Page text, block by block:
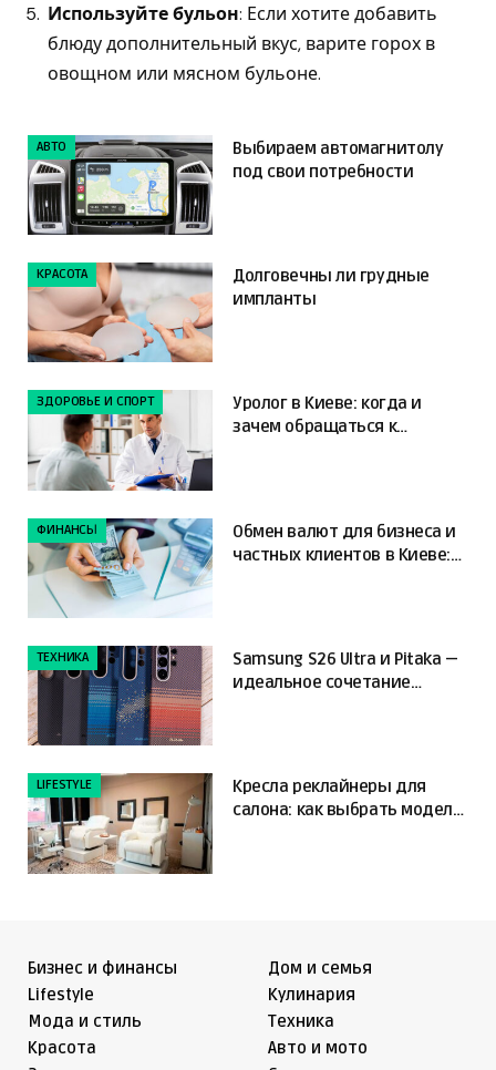
Используйте бульон: Если хотите добавить
блюду дополнительный вкус, варите горох в
овощном или мясном бульоне.
АВТО
Выбираем автомагнитолу
под свои потребности
КРАСОТА
Долговечны ли грудные
импланты
ЗДОРОВЬЕ И СПОРТ
Уролог в Киеве: когда и
зачем обращаться к
ФИНАНСЫ
Обмен валют для бизнеса и
частных клиентов в Киеве:
ТЕХНИКА
Samsung S26 Ultra и Pitaka —
идеальное сочетание
LIFESTYLE
Кресла реклайнеры для
салона: как выбрать модель,
Бизнес и финансы
Lifestyle
Мода и стиль
Красота
Дом и семья
Кулинария
Техника
Авто и мото